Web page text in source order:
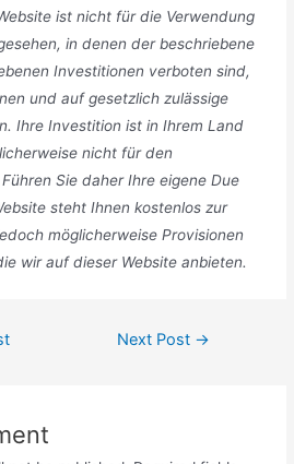
ist nicht für die Verwendung
in denen der beschriebene
Investitionen verboten sind,
und auf gesetzlich zulässige
Ihre Investition ist in Ihrem Land
nicht für den
Sie daher Ihre eigene Due
steht Ihnen kostenlos zur
möglicherweise Provisionen
wir auf dieser Website anbieten.
Next Post →